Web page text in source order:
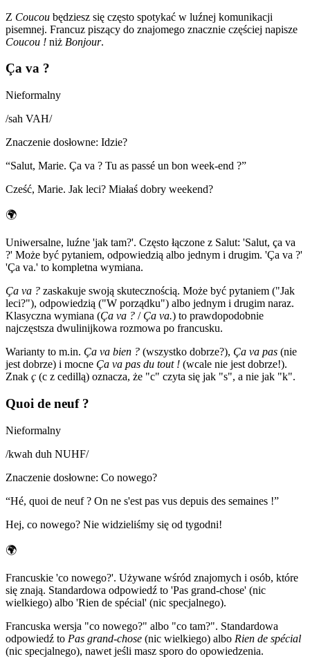
Z Coucou będziesz się często spotykać w luźnej komunikacji
pisemnej. Francuz piszący do znajomego znacznie częściej napisze
Coucou ! niż Bonjour.
Ça va ?
Nieformalny
/sah VAH/
Znaczenie dosłowne: Idzie?
“Salut, Marie. Ça va ? Tu as passé un bon week-end ?”
Cześć, Marie. Jak leci? Miałaś dobry weekend?
🌍
Uniwersalne, luźne 'jak tam?'. Często łączone z Salut: 'Salut, ça va
?' Może być pytaniem, odpowiedzią albo jednym i drugim. 'Ça va ?'
'Ça va.' to kompletna wymiana.
Ça va ? zaskakuje swoją skutecznością. Może być pytaniem ("Jak
leci?"), odpowiedzią ("W porządku") albo jednym i drugim naraz.
Klasyczna wymiana (Ça va ? / Ça va.) to prawdopodobnie
najczęstsza dwulinijkowa rozmowa po francusku.
Warianty to m.in. Ça va bien ? (wszystko dobrze?), Ça va pas (nie
jest dobrze) i mocne Ça va pas du tout ! (wcale nie jest dobrze!).
Znak ç (c z cedillą) oznacza, że "c" czyta się jak "s", a nie jak "k".
Quoi de neuf ?
Nieformalny
/kwah duh NUHF/
Znaczenie dosłowne: Co nowego?
“Hé, quoi de neuf ? On ne s'est pas vus depuis des semaines !”
Hej, co nowego? Nie widzieliśmy się od tygodni!
🌍
Francuskie 'co nowego?'. Używane wśród znajomych i osób, które
się znają. Standardowa odpowiedź to 'Pas grand-chose' (nic
wielkiego) albo 'Rien de spécial' (nic specjalnego).
Francuska wersja "co nowego?" albo "co tam?". Standardowa
odpowiedź to Pas grand-chose (nic wielkiego) albo Rien de spécial
(nic specjalnego), nawet jeśli masz sporo do opowiedzenia.